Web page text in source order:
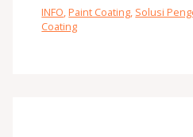
INFO,Paint Coating, Solusi
Coating